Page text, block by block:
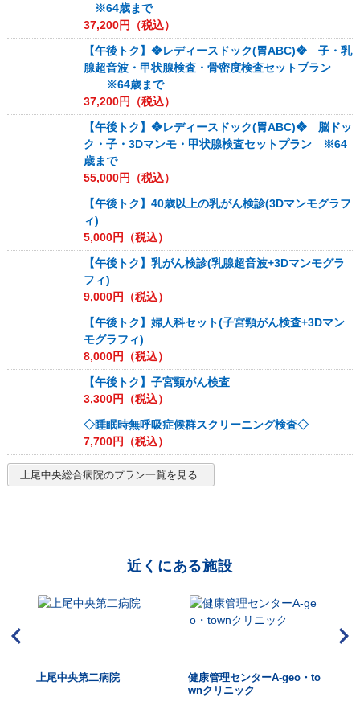
※64歳まで
37,200円（税込）
【午後トク】❖レディースドック(胃ABC)❖ 子・乳
腺超音波・甲状腺検査・骨密度検査セットプラン
※64歳まで
37,200円（税込）
【午後トク】❖レディースドック(胃ABC)❖ 脳ドッ
ク・子・3Dマンモ・甲状腺検査セットプラン ※64
歳まで
55,000円（税込）
【午後トク】40歳以上の乳がん検診(3Dマンモグラフ
ィ)
5,000円（税込）
【午後トク】乳がん検診(乳腺超音波+3Dマンモグラ
フィ)
9,000円（税込）
【午後トク】婦人科セット(子宮頸がん検査+3Dマン
モグラフィ)
8,000円（税込）
【午後トク】子宮頸がん検査
3,300円（税込）
◇睡眠時無呼吸症候群スクリーニング検査◇
7,700円（税込）
上尾中央総合病院のプラン一覧を見る
近くにある施設
上尾中央第二病院
健康管理センターA-geo・to
wnクリニック